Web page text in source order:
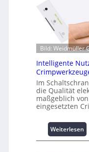
t
i
o
n
z
u
m
L
a
s
s
p
i
Bild: Weidmüller
Intelligente
Im
die Qualität
maßgeblich
eingesetzten
Weiterlesen
I